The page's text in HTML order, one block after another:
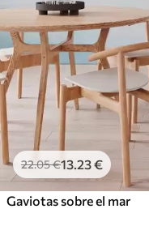
22.05€13.23€
Gaviotas sobre el mar